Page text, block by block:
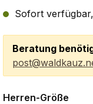
Sofort
Beratung
Herren-Größe